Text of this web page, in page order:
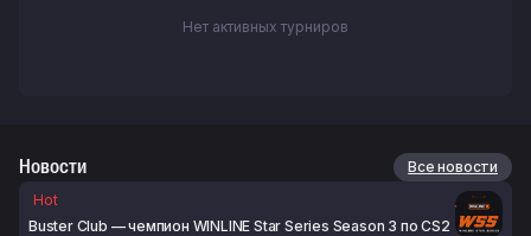
Нет активных турниров
Новости
Все новости
Hot
Buster Club — чемпион WINLINE Star Series Season 3 по CS2